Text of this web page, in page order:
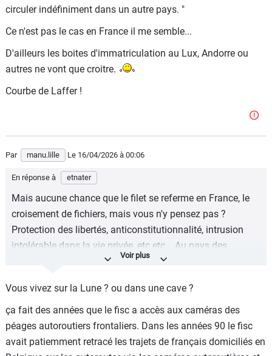
circuler indéfiniment dans un autre pays. "
Ce n'est pas le cas en France il me semble...
D'ailleurs les boites d'immatriculation au Lux, Andorre ou
autres ne vont que croitre.
Courbe de Laffer !
Par manu.lille Le 16/04/2026 à 00:06
En réponse à etnater
Mais aucune chance que le filet se referme en France, le
croisement de fichiers, mais vous n'y pensez pas ?
Protection des libertés, anticonstitutionnalité, intrusion
intolérable dans la vie privée, etc etc... Au pays des
bisounours, pour les truands, c'est open bar, les lois ne
km en trop..
Vous vivez sur la Lune ? ou dans une cave ?
ça fait des années que le fisc a accès aux caméras des
péages autoroutiers frontaliers. Dans les années 90 le fisc
avait patiemment retracé les trajets de français domiciliés en